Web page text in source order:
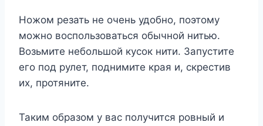
Ножом резать не очень удобно, поэтому
можно воспользоваться обычной нитью.
Возьмите небольшой кусок нити. Запустите
его под рулет, поднимите края и, скрестив
их, протяните.
Таким образом у вас получится ровный и